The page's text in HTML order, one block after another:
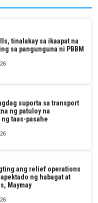
tinalakay sa ikaapat na
sa pangunguna ni PBBM
suporta sa transport
ng patuloy na
taas-pasahe
ang relief operations
ng habagat at
Maymay